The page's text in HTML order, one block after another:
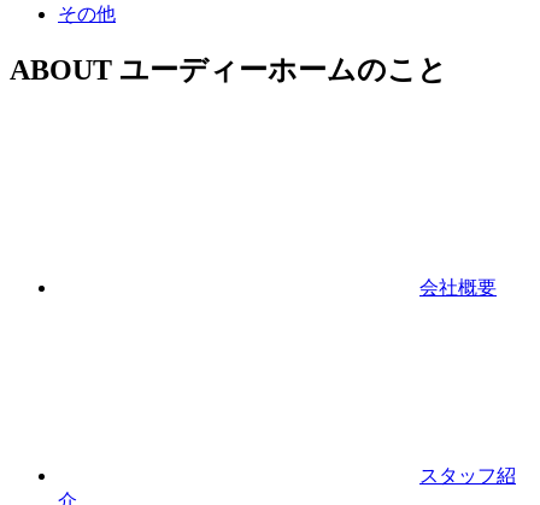
その他
ABOUT ユーディーホームのこと
会社概要
スタッフ紹